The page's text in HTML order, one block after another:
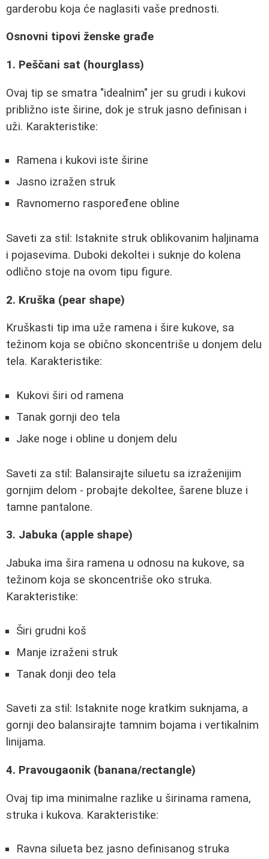
garderobu koja će naglasiti vaše prednosti.
Osnovni tipovi ženske građe
1. Peščani sat (hourglass)
Ovaj tip se smatra "idealnim" jer su grudi i kukovi
približno iste širine, dok je struk jasno definisan i
uži. Karakteristike:
Ramena i kukovi iste širine
Jasno izražen struk
Ravnomerno raspoređene obline
Saveti za stil: Istaknite struk oblikovanim haljinama
i pojasevima. Duboki dekoltei i suknje do kolena
odlično stoje na ovom tipu figure.
2. Kruška (pear shape)
Kruškasti tip ima uže ramena i šire kukove, sa
težinom koja se obično skoncentriše u donjem delu
tela. Karakteristike:
Kukovi širi od ramena
Tanak gornji deo tela
Jake noge i obline u donjem delu
Saveti za stil: Balansirajte siluetu sa izraženijim
gornjim delom - probajte dekoltee, šarene bluze i
tamne pantalone.
3. Jabuka (apple shape)
Jabuka ima šira ramena u odnosu na kukove, sa
težinom koja se skoncentriše oko struka.
Karakteristike:
Širi grudni koš
Manje izraženi struk
Tanak donji deo tela
Saveti za stil: Istaknite noge kratkim suknjama, a
gornji deo balansirajte tamnim bojama i vertikalnim
linijama.
4. Pravougaonik (banana/rectangle)
Ovaj tip ima minimalne razlike u širinama ramena,
struka i kukova. Karakteristike:
Ravna silueta bez jasno definisanog struka